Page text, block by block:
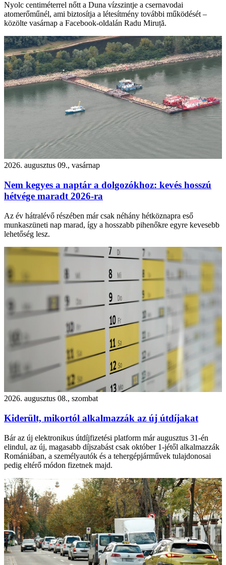
Nyolc centiméterrel nőtt a Duna vízszintje a csernavodai
atomerőműnél, ami biztosítja a létesítmény további működését –
közölte vasárnap a Facebook-oldalán Radu Miruță.
2026. augusztus 09., vasárnap
Nem kegyes a naptár a dolgozókhoz: kevés hosszú
hétvége maradt 2026-ra
Az év hátralévő részében már csak néhány hétköznapra eső
munkaszüneti nap marad, így a hosszabb pihenőkre egyre kevesebb
lehetőség lesz.
2026. augusztus 08., szombat
Kiderült, mikortól alkalmazzák az új útdíjakat
Bár az új elektronikus útdíjfizetési platform már augusztus 31-én
elindul, az új, magasabb díjszabást csak október 1-jétől alkalmazzák
Romániában, a személyautók és a tehergépjárművek tulajdonosai
pedig eltérő módon fizetnek majd.